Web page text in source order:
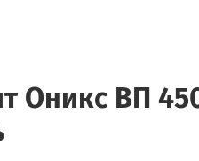
Оникс ВП